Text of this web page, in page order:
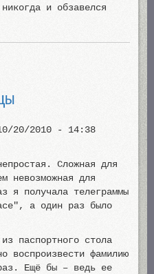
и обзавелся
20/2010 - 14:38
Сложная для
невозможная для
я получала телеграммы
а один раз было
паспортного стола
воспроизвести фамилию
Ещё бы – ведь ее